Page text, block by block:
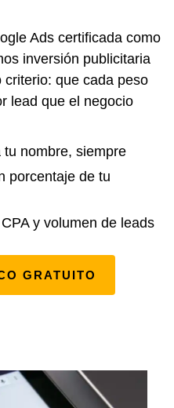
Ads certificada como
inversión publicitaria
que cada peso
lead que el negocio
nombre, siempre
porcentaje de tu
y volumen de leads
GRATUITO